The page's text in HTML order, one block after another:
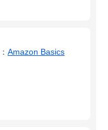
Amazon Basics